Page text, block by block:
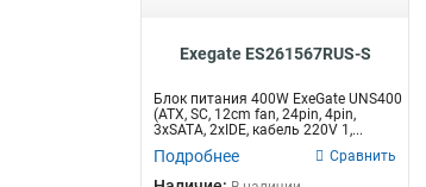
Exegate ES261567RUS-S
Блок питания 400W ExeGate UNS400
(ATX, SC, 12cm fan, 24pin, 4pin,
3xSATA, 2xIDE, кабель 220V 1,...
Подробнее Сравнить